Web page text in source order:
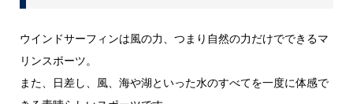
ウインドサーフィンは風の力、つまり自然の力だけでできるマ
リンスポーツ。
また、日差し、風、海や湖といった水のすべてを一度に体感で